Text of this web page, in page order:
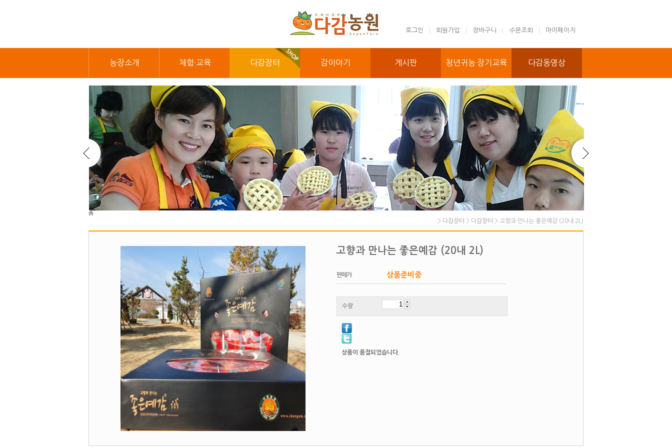
로그인 회원가입 장바구니 주문조회 마이페이지
농장소개 체험·교육 다감장터 감이야기 게시판 청년귀농 장기교육 다감동영상
> 다감장터 > 다감장터 > 고향과 만나는 좋은예감 (20내 2L)
고향과 만나는 좋은예감 (20내 2L)
판매가 상품준비중
수량
상품이 품절되었습니다.